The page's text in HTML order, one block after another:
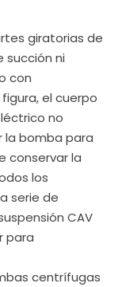
giratorias de
succión ni
con
el cuerpo
no
la bomba para
conservar la
los
serie de
CAV
para
centrífugas